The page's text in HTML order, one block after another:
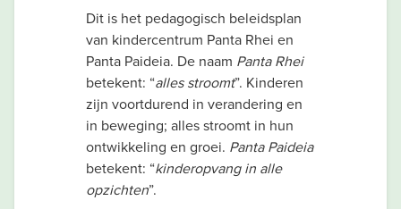
Dit is het pedagogisch beleidsplan
van kindercentrum Panta Rhei en
Panta Paideia. De naam Panta Rhei
betekent: “alles stroomt”. Kinderen
zijn voortdurend in verandering en
in beweging; alles stroomt in hun
ontwikkeling en groei. Panta Paideia
betekent: “kinderopvang in alle
opzichten”.